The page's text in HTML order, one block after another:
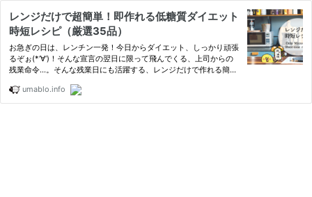
レンジだけで超簡単！即作れる低糖質ダイエット
時短レシピ（厳選35品）
お急ぎの日は、レンチン一発！今日からダイエット、しっかり頑張
るぞぉ(*‘∀‘)！そんな宣言の翌日に限って飛んでくる、上司からの
残業命令…。そんな残業日にも活躍する、レンジだけで作れる簡単
ピをご紹介します！お忙しい日には、包丁も一回休み！速攻ソフ
ァ…
umablo.info